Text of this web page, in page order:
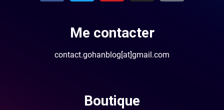
Me contacter
contact.gohanblog[at]gmail.com
Boutique